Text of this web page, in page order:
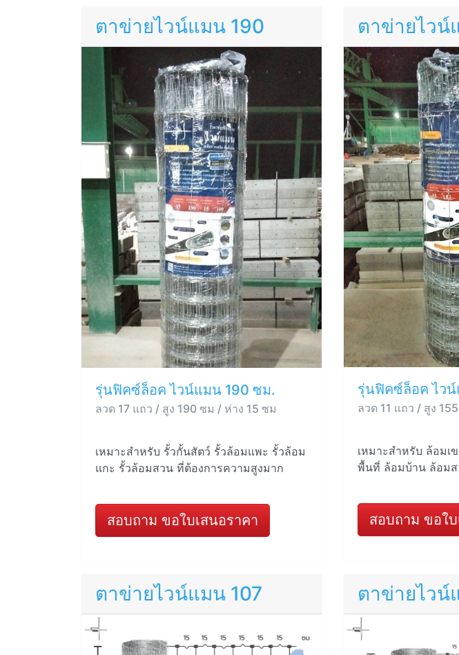
ตาข่ายไวน์แมน 190
รุ่นฟิคซ์ล็อค ไวน์แมน 190 ซม.
ลวด 17 แถว / สูง 190 ซม / ห่าง 15 ซม
เหมาะสำหรับ รั้วกั้นสัตว์ รั้วล้อมแพะ รั้วล้อม
แกะ รั้วล้อมสวน ที่ต้องการความสูงมาก
สอบถาม ขอใบเสนอราคา
ตาข่ายไวน์
รุ่นฟิคซ์ล็อค ไว
ลวด 11 แถว / สูง
เหมาะสำหรับ ล้อม
พื้นที่ ล้อมบ้าน ล้อม
สอบถาม ขอใ
ตาข่ายไวน์แมน 107 ตาข่ายไวน์